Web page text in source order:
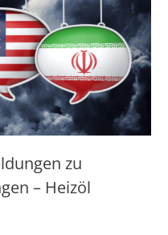
zu
– Heizöl